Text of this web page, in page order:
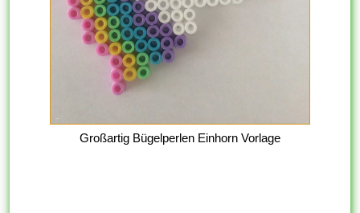
Großartig Bügelperlen Einhorn Vorlage